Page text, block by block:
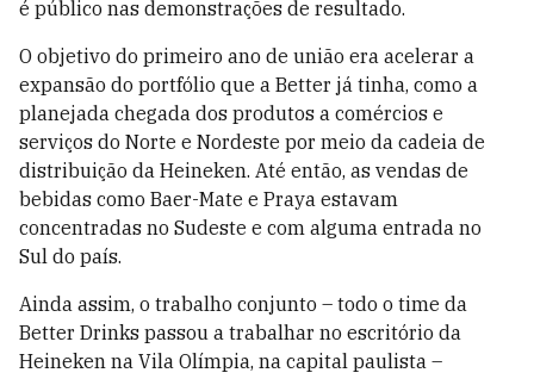
é público nas demonstrações de resultado.
O objetivo do primeiro ano de união era acelerar a
expansão do portfólio que a Better já tinha, como a
planejada chegada dos produtos a comércios e
serviços do Norte e Nordeste por meio da cadeia de
distribuição da Heineken. Até então, as vendas de
bebidas como Baer-Mate e Praya estavam
concentradas no Sudeste e com alguma entrada no
Sul do país.
Ainda assim, o trabalho conjunto – todo o time da
Better Drinks passou a trabalhar no escritório da
Heineken na Vila Olímpia, na capital paulista –